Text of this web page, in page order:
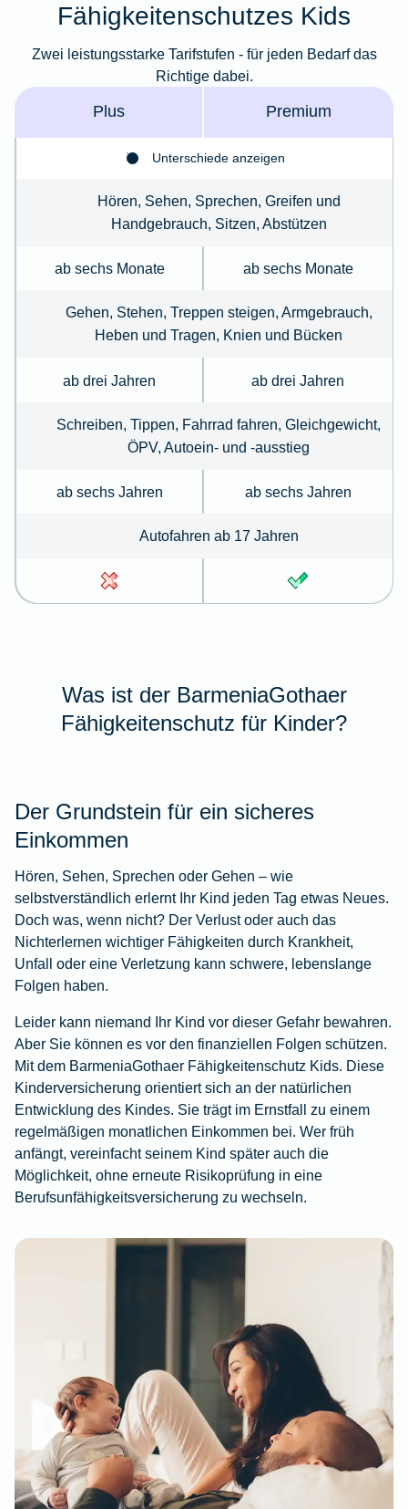
Fähigkeitenschutzes Kids
Zwei leistungsstarke Tarifstufen - für jeden Bedarf das
Richtige dabei.
Plus Premium
Unterschiede anzeigen
Hören, Sehen, Sprechen, Greifen und
Handgebrauch, Sitzen, Abstützen
ab sechs Monate ab sechs Monate
Gehen, Stehen, Treppen steigen, Armgebrauch,
Heben und Tragen, Knien und Bücken
ab drei Jahren ab drei Jahren
Schreiben, Tippen, Fahrrad fahren, Gleichgewicht,
ÖPV, Autoein- und -ausstieg
ab sechs Jahren ab sechs Jahren
Autofahren ab 17 Jahren
Was ist der BarmeniaGothaer
Fähigkeitenschutz für Kinder?
Der Grundstein für ein sicheres
Einkommen
Hören, Sehen, Sprechen oder Gehen – wie
selbstverständlich erlernt Ihr Kind jeden Tag etwas Neues.
Doch was, wenn nicht? Der Verlust oder auch das
Nichterlernen wichtiger Fähigkeiten durch Krankheit,
Unfall oder eine Verletzung kann schwere, lebenslange
Folgen haben.
Leider kann niemand Ihr Kind vor dieser Gefahr bewahren.
Aber Sie können es vor den finanziellen Folgen schützen.
Mit dem BarmeniaGothaer Fähigkeitenschutz Kids. Diese
Kinderversicherung orientiert sich an der natürlichen
Entwicklung des Kindes. Sie trägt im Ernstfall zu einem
regelmäßigen monatlichen Einkommen bei. Wer früh
anfängt, vereinfacht seinem Kind später auch die
Möglichkeit, ohne erneute Risikoprüfung in eine
Berufsunfähigkeitsversicherung zu wechseln.